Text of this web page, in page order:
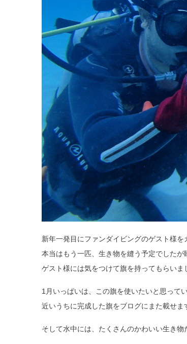
新年一発目にファンダイビングのゲスト様
本当はもう一匹、生き物を縫う予定でした
ゲスト様には気をつけて旗を持ってもらいま
1月いっぱいは、この旗を使いたいと思って
近いうちに完成した旗をブログにまた載せま
そして水中には、たくさんのかわいい生き物